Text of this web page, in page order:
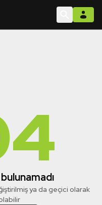
ya da geçici olarak